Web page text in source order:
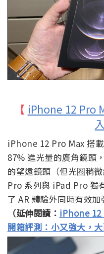
【 iPhone 12 Pro
iPhone 12 Pro Max 搭
87% 進光量的廣角鏡頭
的望遠鏡頭（但光圈稍
Pro 系列與 iPad Pro 獨
了 AR 體驗外同時有效加
（延伸閱讀： iPhone
開箱評測：小又強大，